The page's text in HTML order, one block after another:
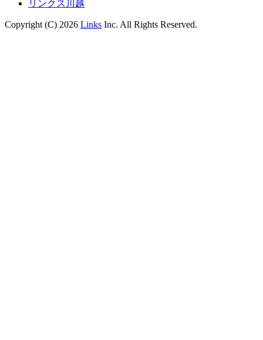
リンクス川越
Copyright (C) 2026 Links Inc. All Rights Reserved.